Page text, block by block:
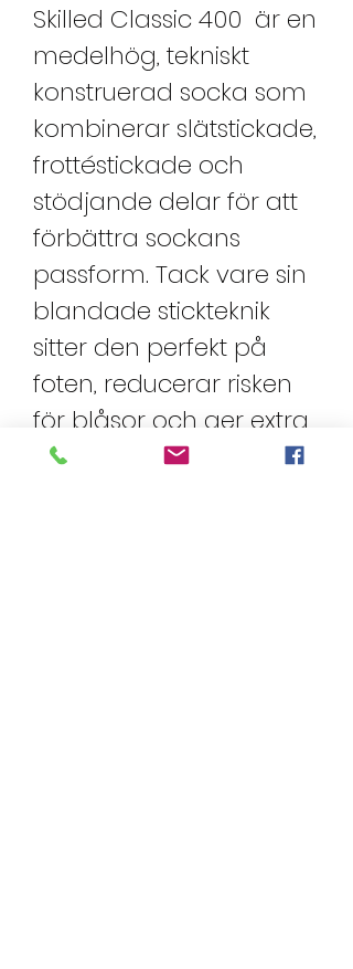
Skilled Classic 400 är en
medelhög, tekniskt
konstruerad socka som
kombinerar slätstickade,
frottéstickade och
stödjande delar för att
förbättra sockans
passform. Tack vare sin
blandade stickteknik
sitter den perfekt på
foten, reducerar risken
för blåsor och ger extra
stöd och ventilation vid